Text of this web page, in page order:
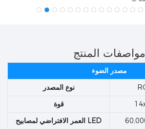
مواصفات المنتج
مصدر الضوء
نوع المصدر
قوة
العمر الافتراضي لمصابيح LED